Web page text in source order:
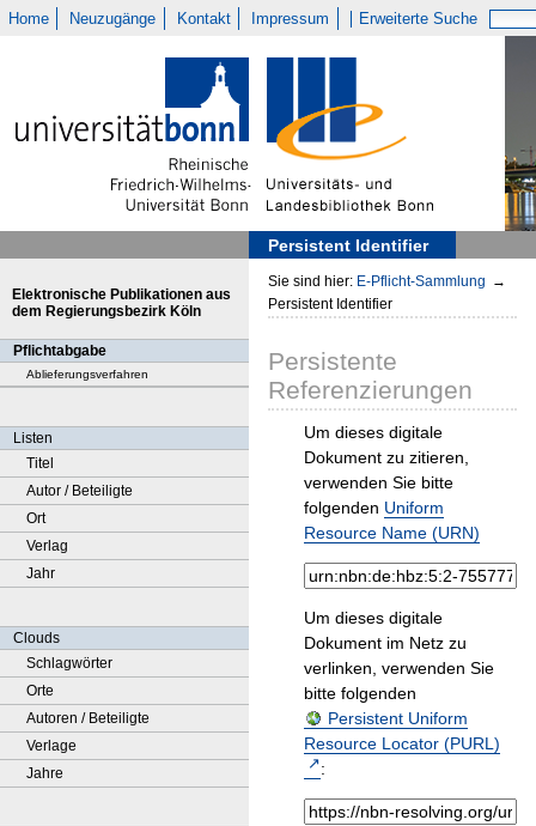
Home Neuzugänge Kontakt Impressum Erweiterte Suche
Persistent Identifier
Elektronische Publikationen aus
dem Regierungsbezirk Köln
Pflichtabgabe
Ablieferungsverfahren
Listen
Titel
Autor / Beteiligte
Ort
Verlag
Jahr
Clouds
Schlagwörter
Orte
Autoren / Beteiligte
Verlage
Jahre
Sie sind hier: E-Pflicht-Sammlung →
Persistent Identifier
Persistente
Referenzierungen
Um dieses digitale
Dokument zu zitieren,
verwenden Sie bitte
folgenden Uniform
Resource Name (URN)
Um dieses digitale
Dokument im Netz zu
verlinken, verwenden Sie
bitte folgenden
Persistent Uniform
Resource Locator (PURL)
: